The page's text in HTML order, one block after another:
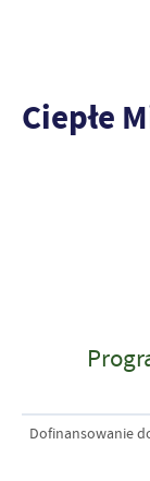
Ciepłe
Dofinansowanie